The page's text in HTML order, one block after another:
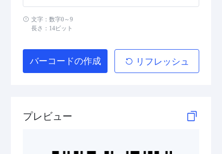
GS1 DataBar Stacked
GS1 DataBar Stacked Omnidirectional
文字：数字0～9
長さ：14ビット
バーコードの作成 リフレッシュ
プレビュー